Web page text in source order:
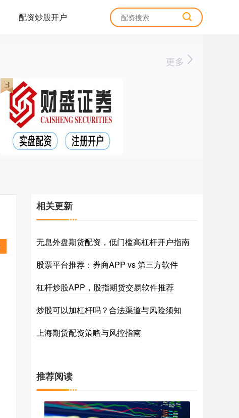
配资炒股开户
更多
相关更新
无息外盘期货配资，低门槛高杠杆开户指南
股票平台推荐：券商APP vs 第三方软件
杠杆炒股APP，股指期货交易软件推荐
炒股可以加杠杆吗？合法渠道与风险须知
上海期货配资策略与风控指南
推荐阅读